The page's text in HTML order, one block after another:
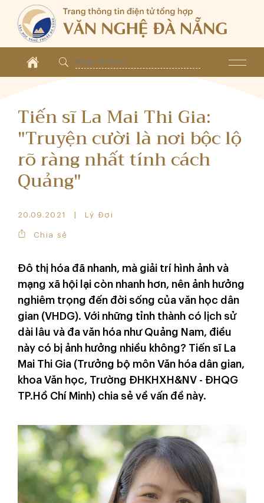
Tiến sĩ La Mai Thi Gia:
"Truyện cười là nơi bộc lộ
rõ ràng nhất tính cách
Quảng"
20.09.2021 Lý Đợi
Chia sẻ
Đô thị hóa đã nhanh, mà giải trí hình ảnh và
mạng xã hội lại còn nhanh hơn, nên ảnh hưởng
nghiêm trọng đến đời sống của văn học dân
gian (VHDG). Với những tỉnh thành có lịch sử
dài lâu và đa văn hóa như Quảng Nam, điều
này có bị ảnh hưởng nhiều không? Tiến sĩ La
Mai Thi Gia (Trưởng bộ môn Văn hóa dân gian,
khoa Văn học, Trường ĐHKHXH&NV - ĐHQG
TP.Hồ Chí Minh) chia sẻ về vấn đề này.